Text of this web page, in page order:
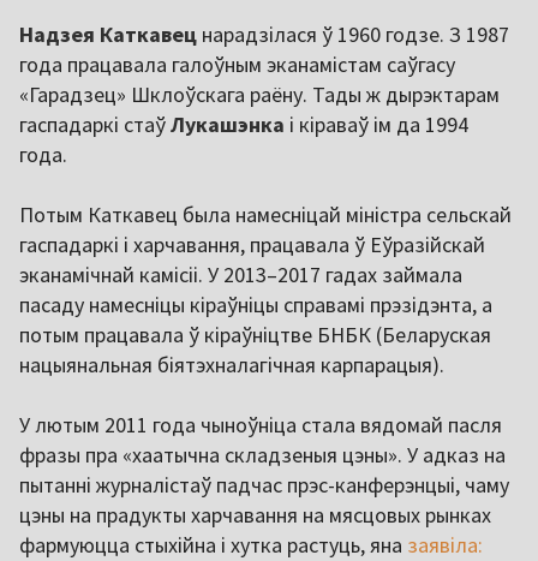
Надзея Каткавец нарадзілася ў 1960 годзе. З 1987
года працавала галоўным эканамістам саўгасу
«Гарадзец» Шклоўскага раёну. Тады ж дырэктарам
гаспадаркі стаўЛукашэнка і кіраваў ім да 1994
года.
Потым Каткавец была намесніцай міністра сельскай
гаспадаркі і харчавання, працавала ў Еўразійскай
эканамічнай камісіі. У 2013–2017 гадах займала
пасаду намесніцы кіраўніцы справамі прэзідэнта, а
потым працавала ў кіраўніцтве БНБК (Беларуская
нацыянальная біятэхналагічная карпарацыя).
У лютым 2011 года чыноўніца стала вядомай пасля
фразы пра «хаатычна складзеныя цэны». У адказ на
пытанні журналістаў падчас прэс-канферэнцыі, чаму
цэны на прадукты харчавання на мясцовых рынках
фармуюцца стыхійна і хутка растуць, яна заявіла: